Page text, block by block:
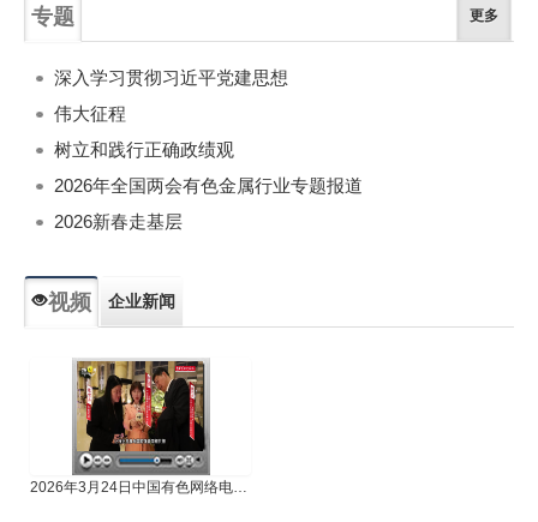
专题 更多
深入学习贯彻习近平党建思想
伟大征程
树立和践行正确政绩观
2026年全国两会有色金属行业专题报道
2026新春走基层
视频 企业新闻
2026年3月24日中国有色网络电视新闻